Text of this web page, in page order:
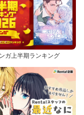
ガ上半期ランキング